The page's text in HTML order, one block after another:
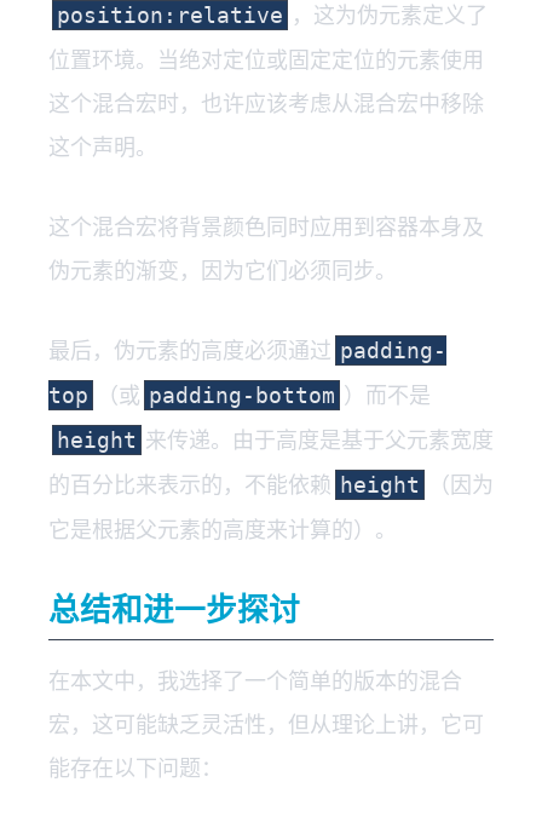
position:relative ，这为伪元素定义了
位置环境。当绝对定位或固定定位的元素使用
这个混合宏时，也许应该考虑从混合宏中移除
这个声明。
这个混合宏将背景颜色同时应用到容器本身及
伪元素的渐变，因为它们必须同步。
最后，伪元素的高度必须通过 padding-
top
（或 padding-bottom ）而不是
height 来传递。由于高度是基于父元素宽度
的百分比来表示的，不能依赖 height
（因为
它是根据父元素的高度来计算的）。
总结和进一步探讨
在本文中，我选择了一个简单的版本的混合
宏，这可能缺乏灵活性，但从理论上讲，它可
能存在以下问题：